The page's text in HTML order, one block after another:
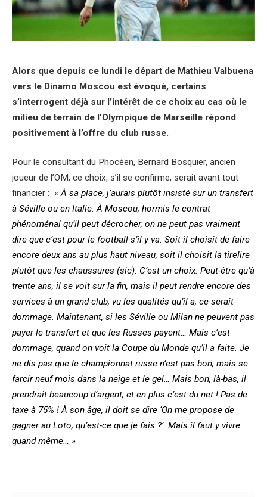
Alors que depuis ce lundi le départ de Mathieu Valbuena
vers le Dinamo Moscou est évoqué, certains
s’interrogent déjà sur l’intérêt de ce choix au cas où le
milieu de terrain de l’Olympique de Marseille répond
positivement à l’offre du club russe.
Pour le consultant du Phocéen, Bernard Bosquier, ancien
joueur de l’OM, ce choix, s’il se confirme, serait avant tout
financier : «À sa place, j’aurais plutôt insisté sur un transfert
à Séville ou en Italie. À Moscou, hormis le contrat
phénoménal qu’il peut décrocher, on ne peut pas vraiment
dire que c’est pour le football s’il y va. Soit il choisit de faire
encore deux ans au plus haut niveau, soit il choisit la tirelire
plutôt que les chaussures (sic). C’est un choix. Peut-être qu’à
trente ans, il se voit sur la fin, mais il peut rendre encore des
services à un grand club, vu les qualités qu’il a, ce serait
dommage. Maintenant, si les Séville ou Milan ne peuvent pas
payer le transfert et que les Russes payent… Mais c’est
dommage, quand on voit la Coupe du Monde qu’il a faite. Je
ne dis pas que le championnat russe n’est pas bon, mais se
farcir neuf mois dans la neige et le gel… Mais bon, là-bas, il
prendrait beaucoup d’argent, et en plus c’est du net ! Pas de
taxe à 75% ! À son âge, il doit se dire ‘On me propose de
gagner au Loto, qu’est-ce que je fais ?’. Mais il faut y vivre
quand même… »